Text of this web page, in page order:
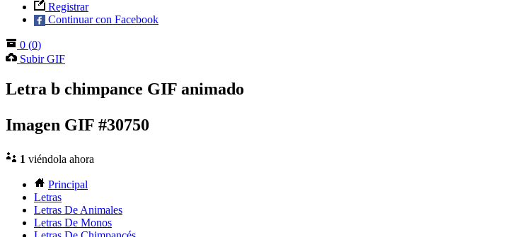
Registrar
Continuar con Facebook
0 (0)
Subir GIF
Letra b chimpance GIF animado
Imagen GIF #30750
1 viéndola ahora
Principal
Letras
Letras De Animales
Letras De Monos